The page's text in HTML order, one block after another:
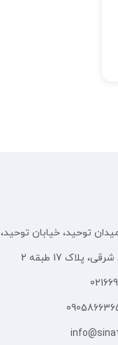
توحید، خیابان توحید،
پلاک 17 طبقه 2